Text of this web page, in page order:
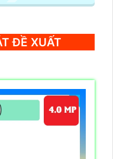
ĐỀ XUẤT